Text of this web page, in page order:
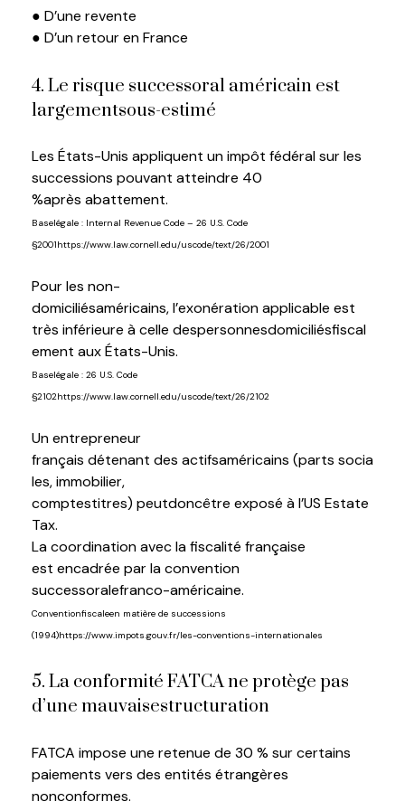
● D’une revente
● D’un retourenFrance
4. Le risque successoral américain est
largementsous-estimé
Les États-Unis appliquent un impôt fédéral sur les
successions pouvant atteindre 40
%après abattement.
Baselégale : Internal Revenue Code – 26 U.S. Code
§2001https://www.law.cornell.edu/uscode/text/26/2001
Pour les non-
domiciliésaméricains,l’exonérationapplicable est
très inférieure àcelle despersonnesdomiciliésfiscal
ement aux États-Unis.
Baselégale : 26 U.S. Code
§2102https://www.law.cornell.edu/uscode/text/26/2102
Un entrepreneur
français détenant des actifsaméricains (parts socia
les,immobilier,
comptestitres) peutdoncêtre exposé àl’US Estate
Tax.
La coordination avec lafiscalité française
est encadrée par la convention
successoralefranco-américaine.
Conventionfiscaleen matière de successions
(1994)https://www.impots.gouv.fr/les-conventions-internationales
5. La conformité FATCA ne protège pas
d’une mauvaisestructuration
FATCA impose une retenue de 30 % sur certains
paiements vers des entités étrangères
nonconformes.